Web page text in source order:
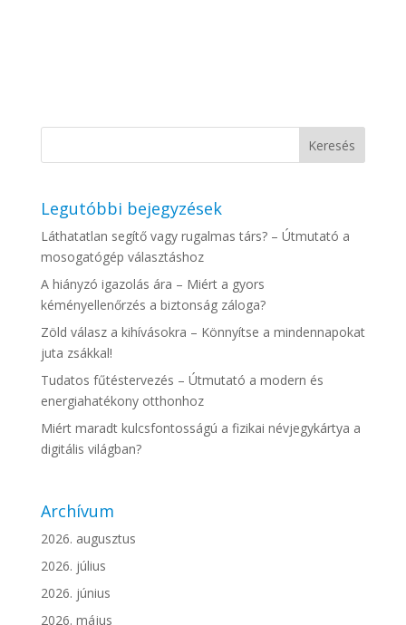
Legutóbbi bejegyzések
Láthatatlan segítő vagy rugalmas társ? – Útmutató a
mosogatógép választáshoz
A hiányzó igazolás ára – Miért a gyors
kéményellenőrzés a biztonság záloga?
Zöld válasz a kihívásokra – Könnyítse a mindennapokat
juta zsákkal!
Tudatos fűtéstervezés – Útmutató a modern és
energiahatékony otthonhoz
Miért maradt kulcsfontosságú a fizikai névjegykártya a
digitális világban?
Archívum
2026. augusztus
2026. július
2026. június
2026. május